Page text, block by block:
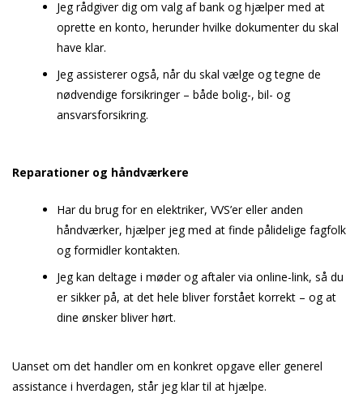
Jeg rådgiver dig om valg af bank og hjælper med at
oprette en konto, herunder hvilke dokumenter du skal
have klar.
Jeg assisterer også, når du skal vælge og tegne de
nødvendige forsikringer – både bolig-, bil- og
ansvarsforsikring.
Reparationer og håndværkere
Har du brug for en elektriker, VVS’er eller anden
håndværker, hjælper jeg med at finde pålidelige fagfolk
og formidler kontakten.
Jeg kan deltage i møder og aftaler via online-link, så du
er sikker på, at det hele bliver forstået korrekt – og at
dine ønsker bliver hørt.
Uanset om det handler om en konkret opgave eller generel
assistance i hverdagen, står jeg klar til at hjælpe.